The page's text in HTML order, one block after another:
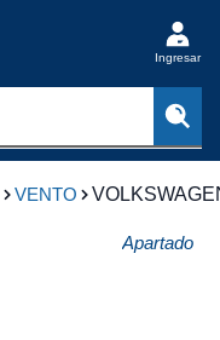
Ingresar
VENTO
Apartado